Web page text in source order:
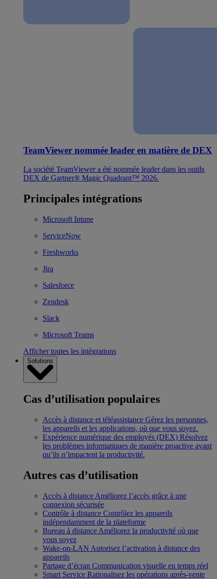
TeamViewer nommée leader en matière de DEX
La société TeamViewer a été nommée leader dans les outils
DEX de Gartner® Magic Quadrant™ 2026.
Principales intégrations
Microsoft Intune
ServiceNow
Freshworks
Jira
Salesforce
Zendesk
Slack
Microsoft Teams
Afficher toutes les intégrations
Solutions
Cas d’utilisation populaires
Accès à distance et téléassistance Gérez les personnes,
les appareils et les applications, où que vous soyez.
Expérience numérique des employés (DEX) Résolvez
les problèmes informatiques de manière proactive avant
qu’ils n’impactent la productivité.
Autres cas d’utilisation
Accès à distance Améliorez l’accès grâce à une
connexion sécurisée
Contrôle à distance Contrôlez les appareils
indépendamment de la plateforme
Bureau à distance Améliorez la productivité où que
vous soyez
Wake-on-LAN Autorisez l’activation à distance des
appareils
Partage d’écran Communication visuelle en temps réel
Smart Service Rationalisez les opérations après-vente